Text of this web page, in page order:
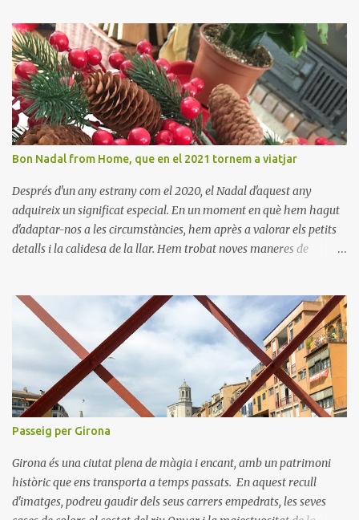
cultura navarresa i gaudir de la tranquil·litat d'un poble que
conserva el seu encant tradicional. Us animem a descobrir aquest
meravellós lloc i a deixar-vos captivar per la seva bellesa!
Bon Nadal from Home, que en el 2021 tornem a viatjar
Després d'un any estrany com el 2020, el Nadal d'aquest any
adquireix un significat especial. En un moment en què hem hagut
d'adaptar-nos a les circumstàncies, hem après a valorar els petits
detalls i la calidesa de la llar. Hem trobat noves maneres de
tornar a descobrir nous llocs i viure noves experiències. Desitgem
que aquest Nadal us porti pau, amor i moments inoblidables. Bon
Nadal i un pròsper Any Nou!
Passeig per Girona
Girona és una ciutat plena de màgia i encant, amb un patrimoni
històric que ens transporta a temps passats. En aquest recull
d'imatges, podreu gaudir dels seus carrers empedrats, les seves